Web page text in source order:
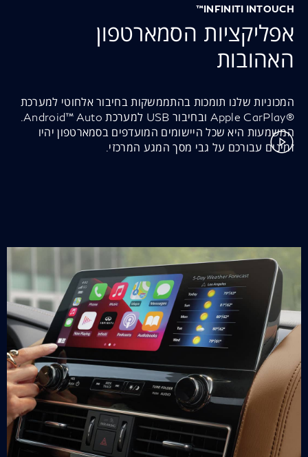
אפליקציות הסמארטפון
האהובות
INFINITI INTOUCH™
המכוניות שלנו תומכות בהתממשקות בחיבור אלחוטי למערכת
המשמעות היא שכל היישומים המועדפים בסמארטפון יהיו
זמינים עבורכם על גבי מסך המגע המרכזי.